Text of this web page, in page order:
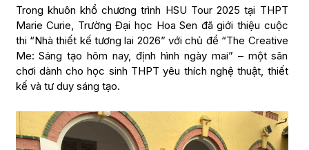
Trong khuôn khổ chương trình HSU Tour 2025 tại THPT
Marie Curie, Trường Đại học Hoa Sen đã giới thiệu cuộc
thi “Nhà thiết kế tương lai 2026” với chủ đề “The Creative
Me: Sáng tạo hôm nay, định hình ngày mai” – một sân
chơi dành cho học sinh THPT yêu thích nghệ thuật, thiết
kế và tư duy sáng tạo.